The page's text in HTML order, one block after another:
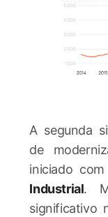
A segunda
de
iniciado
Industrial.
significativo